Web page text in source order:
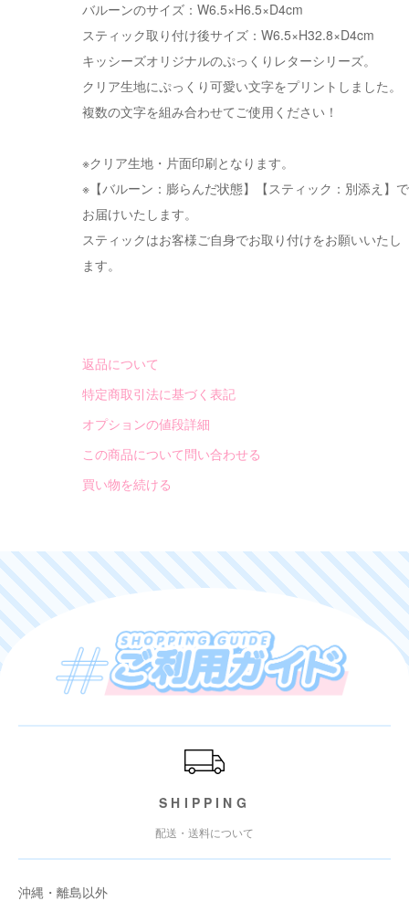
バルーンのサイズ：W6.5×H6.5×D4cm
スティック取り付け後サイズ：W6.5×H32.8×D4cm
キッシーズオリジナルのぷっくりレターシリーズ。
クリア生地にぷっくり可愛い文字をプリントしました。
複数の文字を組み合わせてご使用ください！
※クリア生地・片面印刷となります。
※【バルーン：膨らんだ状態】【スティック：別添え】で
お届けいたします。
スティックはお客様ご自身でお取り付けをお願いいたし
ます。
返品について
特定商取引法に基づく表記
オプションの値段詳細
この商品について問い合わせる
買い物を続ける
SHIPPING
配送・送料について
沖縄・離島以外